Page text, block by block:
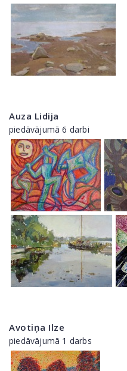
Auza Lidija
piedāvājumā 6 darbi
Avotiņa Ilze
piedāvājumā 1 darbs